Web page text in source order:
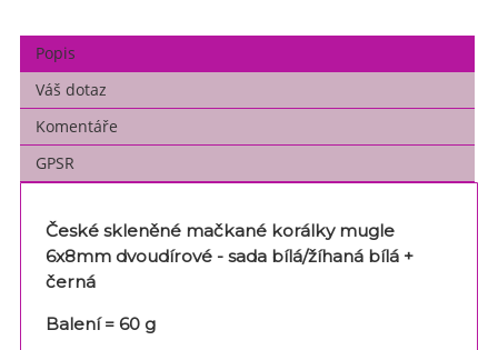
Popis
Váš dotaz
Komentáře
GPSR
České skleněné mačkané korálky mugle
6x8mm dvoudírové - sada bílá/žíhaná bílá +
černá
Balení = 60 g